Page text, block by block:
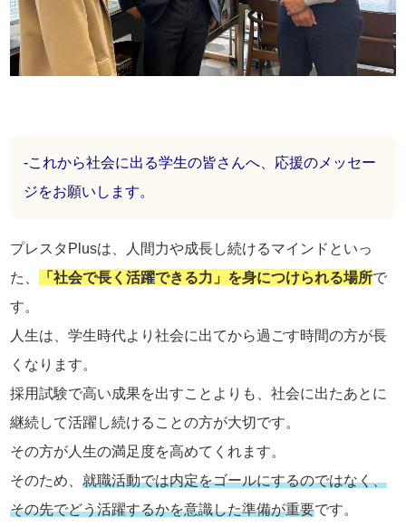
-これから社会に出る学生の皆さんへ、応援のメッセー
ジをお願いします。
プレスタPlusは、人間力や成長し続けるマインドといっ
た、
「社会で長く活躍できる力」を身につけられる場所で
す。
人生は、学生時代より社会に出てから過ごす時間の方が長
くなります。
採用試験で高い成果を出すことよりも、社会に出たあとに
継続して活躍し続けることの方が大切です。
その方が人生の満足度を高めてくれます。
そのため、就職活動では内定をゴールにするのではなく、
その先でどう活躍するかを意識した準備が重要です。